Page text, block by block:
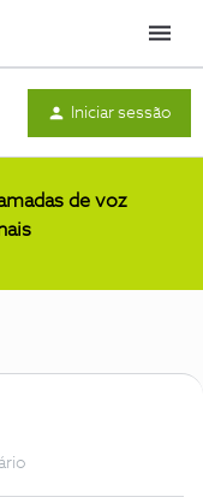
Menu
Iniciar sessão
de voz